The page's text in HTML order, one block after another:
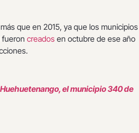
que en 2015, ya que los municipios
fueron creados en octubre de ese año
el municipio 340 de